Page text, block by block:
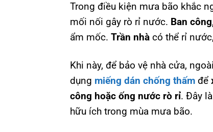
Trong điều kiện mưa bão khắc
mối nối gây rò rỉ nước. Ban
ẩm mốc. Trần nhà có thể rỉ
Khi này, để bảo vệ nhà cửa,
dụng miếng dán chống thấm để
công hoặc ống nước rò rỉ. Đây là
hữu ích trong mùa mưa bão.